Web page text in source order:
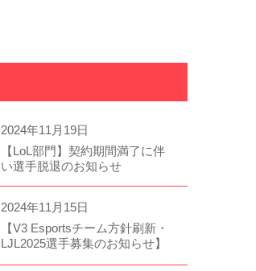
2024年11月19日
【LoL部門】契約期間満了に伴
い選手脱退のお知らせ
2024年11月15日
【V3 Esportsチーム方針刷新・
LJL2025選手募集のお知らせ】